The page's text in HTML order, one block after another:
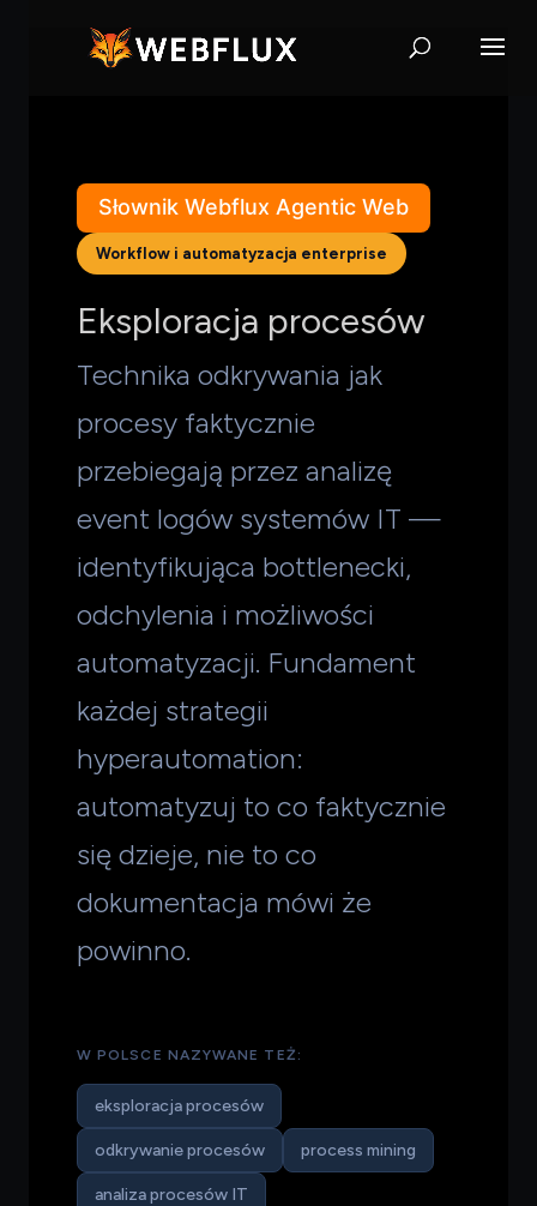
Słownik Webflux Agentic Web
Workflow i automatyzacja enterprise
Eksploracja procesów
Technika odkrywania jak
procesy faktycznie
przebiegają przez analizę
event logów systemów IT —
identyfikująca bottlenecki,
odchylenia i możliwości
automatyzacji. Fundament
każdej strategii
hyperautomation:
automatyzuj to co faktycznie
się dzieje, nie to co
dokumentacja mówi że
powinno.
W POLSCE NAZYWANE TEŻ:
eksploracja procesów
odkrywanie procesów process mining
analiza procesów IT